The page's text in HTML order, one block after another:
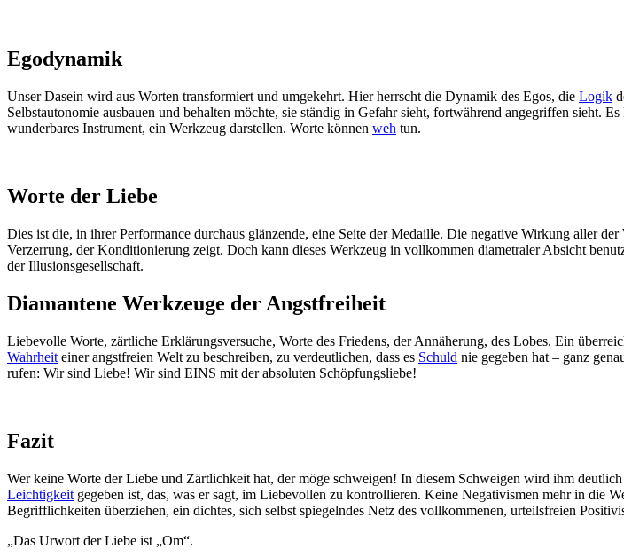
Egodynamik
Unser Dasein wird aus Worten transformiert und umgekehrt. Hier herrscht die Dynamik des Egos, die Logik
Selbstautonomie ausbauen und behalten möchte, sie ständig in Gefahr sieht, fortwährend angegriffen sieht. Es
wunderbares Instrument, ein Werkzeug darstellen. Worte können weh tun.
Worte der Liebe
Dies ist die, in ihrer Performance durchaus glänzende, eine Seite der Medaille. Die negative Wirkung aller
Verzerrung, der Konditionierung zeigt. Doch kann dieses Werkzeug in vollkommen diametraler Absicht
der Illusionsgesellschaft.
Diamantene Werkzeuge der Angstfreiheit
Liebevolle Worte, zärtliche Erklärungsversuche, Worte des Friedens, der Annäherung, des Lobes. Ein
Wahrheit einer angstfreien Welt zu beschreiben, zu verdeutlichen, dass es Schuld nie gegeben hat – ganz
rufen: Wir sind Liebe! Wir sind EINS mit der absoluten Schöpfungsliebe!
Fazit
Wer keine Worte der Liebe und Zärtlichkeit hat, der möge schweigen! In diesem Schweigen wird ihm
Leichtigkeit gegeben ist, das, was er sagt, im Liebevollen zu kontrollieren. Keine Negativismen mehr in die
Begrifflichkeiten überziehen, ein dichtes, sich selbst spiegelndes Netz des vollkommenen, urteilsfreien
„Das Urwort der Liebe ist „Om“.